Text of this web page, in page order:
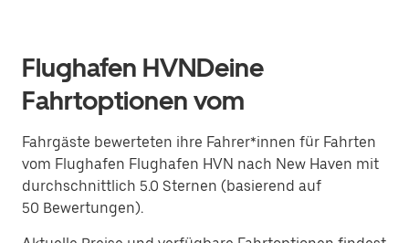
Flughafen HVNDeine
Fahrtoptionen vom
Fahrgäste bewerteten ihre Fahrer*innen für Fahrten
vom Flughafen Flughafen HVN nach New Haven mit
durchschnittlich 5.0 Sternen (basierend auf
50 Bewertungen).